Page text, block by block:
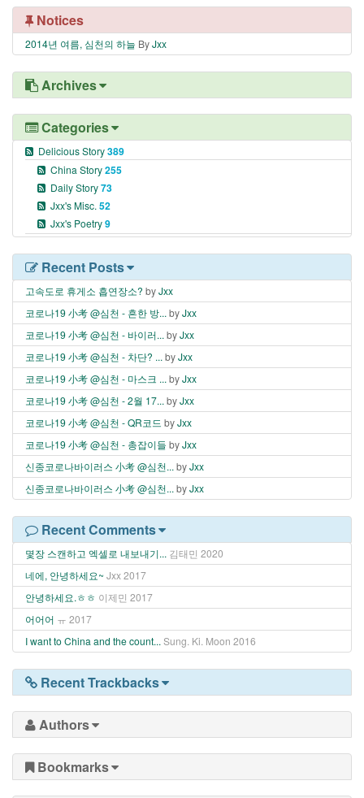
Notices
2014년 여름, 심천의 하늘 ByJxx
Archives
Categories
Delicious Story389
China Story255
Daily Story73
Jxx's Misc. 52
Jxx's Poetry9
Recent Posts
고속도로 휴게소 흡연장소? byJxx
코로나19 小考 @심천 - 흔한 방... byJxx
코로나19 小考 @심천 - 바이러... byJxx
코로나19 小考 @심천 - 차단? ... byJxx
코로나19 小考 @심천 - 마스크 ... byJxx
코로나19 小考 @심천 - 2월 17... byJxx
코로나19 小考 @심천 - QR코드 byJxx
코로나19 小考 @심천 - 총잡이들 byJxx
신종코로나바이러스 小考 @심천... byJxx
신종코로나바이러스 小考 @심천... byJxx
Recent Comments
몇장 스캔하고 엑셀로 내보내기... 김태민 2020
네에, 안녕하세요~ Jxx2017
안녕하세요.ㅎㅎ 이제민 2017
어어어 ㅠ 2017
I want to China and the count... Sung. Ki. Moon 2016
Recent Trackbacks
Authors
Bookmarks